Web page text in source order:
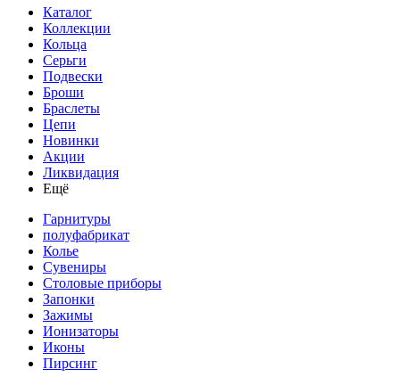
Каталог
Коллекции
Кольца
Серьги
Подвески
Броши
Браслеты
Цепи
Новинки
Акции
Ликвидация
Ещё
Гарнитуры
полуфабрикат
Колье
Сувениры
Столовые приборы
Запонки
Зажимы
Ионизаторы
Иконы
Пирсинг